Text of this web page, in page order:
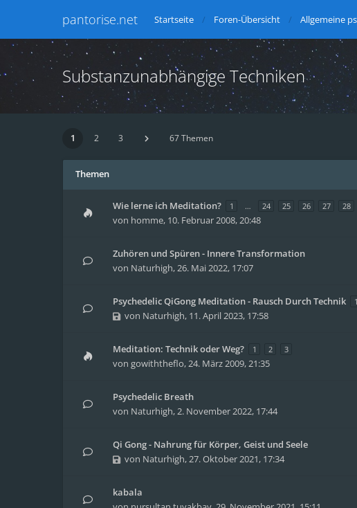
pantorise.net Startseite Foren-Übersicht Allgemeine
Substanzunabhängige Techniken
1 2 3 67 Themen
Themen
Wie lerne ich Meditation? 1 … 24 25 26 27 28
von homme, 10. Februar 2008, 20:48
Zuhören und Spüren - Innere Transformation
von Naturhigh,26. Mai 2022, 17:07
Psychedelic QiGong Meditation - Rausch Durch Technik 1
von Naturhigh, 11. April 2023, 17:58
Meditation: Technik oder Weg? 1 2 3
von gowiththeflo,24. März 2009, 21:35
Psychedelic Breath
von Naturhigh,2. November 2022, 17:44
Qi Gong - Nahrung für Körper, Geist und Seele
von Naturhigh,27. Oktober 2021, 17:34
kabala